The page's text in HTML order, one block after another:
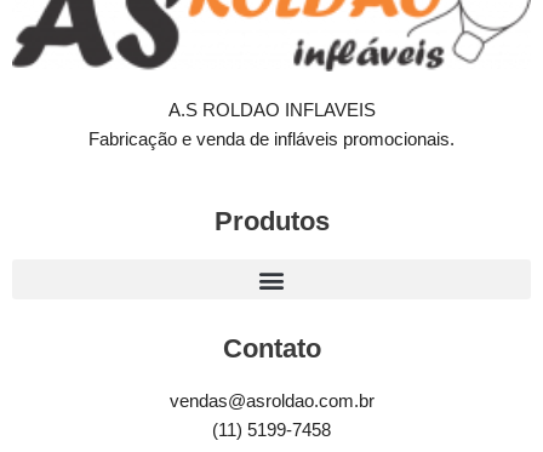
A.S ROLDAO INFLAVEIS
Fabricação e venda de infláveis promocionais.
Produtos
Contato
vendas@asroldao.com.br
(11) 5199-7458